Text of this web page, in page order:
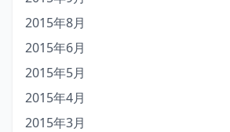
2015年8月
2015年6月
2015年5月
2015年4月
2015年3月